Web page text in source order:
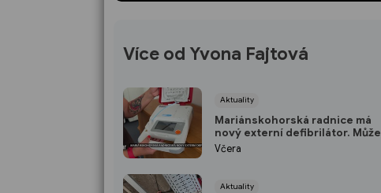
Více od Yvona Fajtová
Aktuality
Mariánskohorská radnice má
nový externí defibrilátor. Může
zachránit život během několika
Včera
Aktuality